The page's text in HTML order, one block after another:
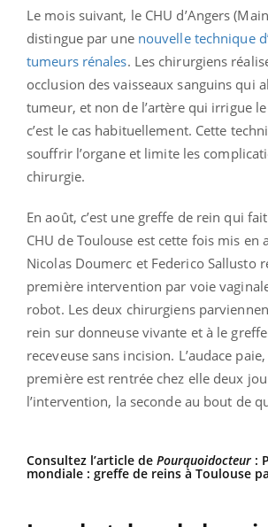
Le mois suivant, le CHU d’Angers
distingue par une nouvelle technique
tumeurs rénales. Les chirurgiens
occlusion des vaisseaux sanguins qui
tumeur, et non de l’artère qui irrigue
c’est le cas habituellement. Cette
souffrir l’organe et limite les
chirurgie.
En août, c’est une greffe de rein qui
CHU de Toulouse est cette fois mis en
Nicolas Doumerc et Federico Sallusto
première intervention par voie
robot. Les deux chirurgiens
rein sur donneuse vivante et à le
receveuse sans incision. L’audace
première est rentrée chez elle deux
l’intervention, la seconde au bout de
Consultez l’article de Pourquoidocteur :
mondiale : greffe de reins à Toulouse